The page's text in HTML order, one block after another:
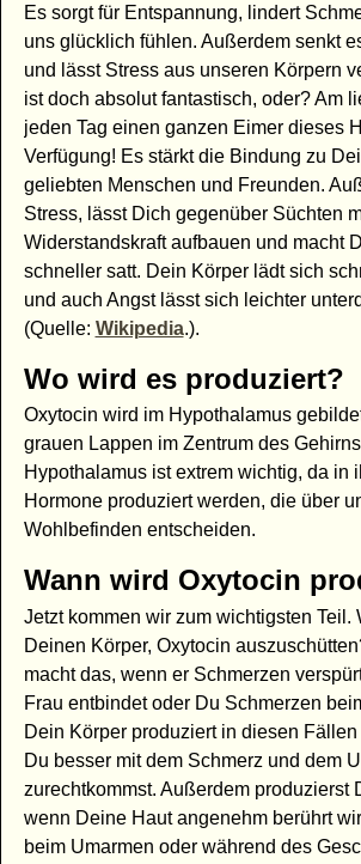
Es sorgt für Entspannung, lindert
uns glücklich fühlen. Außerdem senkt
und lässt Stress aus unseren Körpern
ist doch absolut fantastisch, oder? Am
jeden Tag einen ganzen Eimer dieses
Verfügung! Es stärkt die Bindung zu
geliebten Menschen und Freunden.
Stress, lässt Dich gegenüber Süchten
Widerstandskraft aufbauen und macht
schneller satt. Dein Körper lädt sich
und auch Angst lässt sich leichter
(Quelle: Wikipedia.).
Wo wird es produziert?
Oxytocin wird im Hypothalamus
grauen Lappen im Zentrum des
Hypothalamus ist extrem wichtig, da in
Hormone produziert werden, die über
Wohlbefinden entscheiden.
Wann wird Oxytocin
Jetzt kommen wir zum wichtigsten Teil.
Deinen Körper, Oxytocin
macht das, wenn er Schmerzen
Frau entbindet oder Du Schmerzen
Dein Körper produziert in diesen
Du besser mit dem Schmerz und dem
zurechtkommst. Außerdem produzierst
wenn Deine Haut angenehm berührt
beim Umarmen oder während des